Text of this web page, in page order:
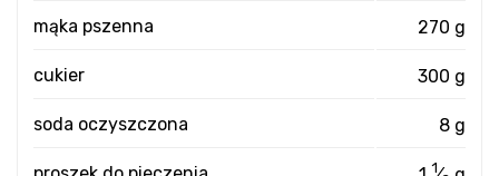
mąka pszenna 270 g
cukier 300 g
soda oczyszczona 8 g
1